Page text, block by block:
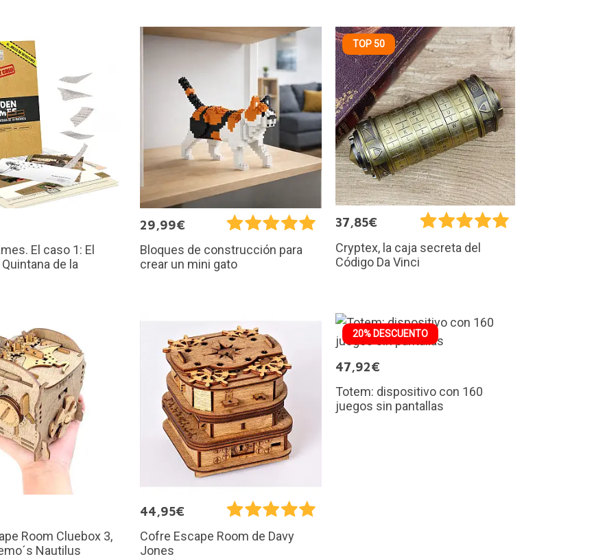
El caso 1: El
de la
29,99€
Bloques de construcción para
crear un mini gato
TOP 50
37,85€
Cryptex, la caja secreta del
Código Da Vinci
Room Cluebox 3,
Nautilus
44,95€
Cofre Escape Room de Davy
Jones
20% DESCUENTO
47,92€
Totem: dispositivo con 160
juegos sin pantallas